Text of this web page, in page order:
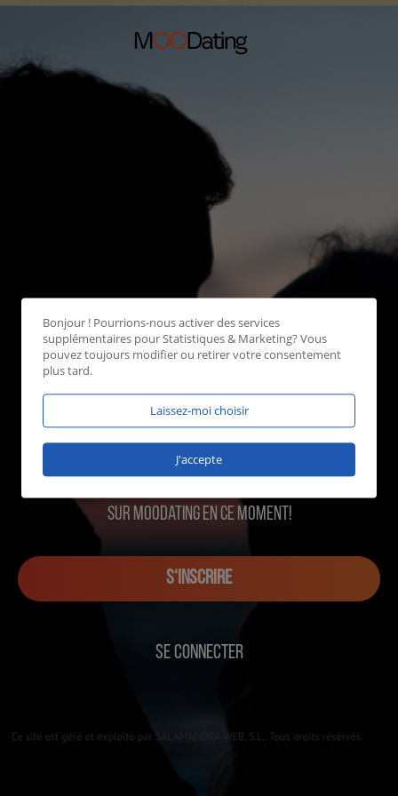
sur MOOdating en ce moment!
S‘INSCRIRE
SE CONNECTER
Bonjour ! Pourrions-nous activer des services
supplémentaires pourStatistiques & Marketing? Vous
pouvez toujours modifier ou retirer votre consentement
plus tard.
Laissez-moi choisir
J'accepte